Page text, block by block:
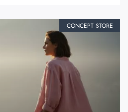
CONCEPT STORE